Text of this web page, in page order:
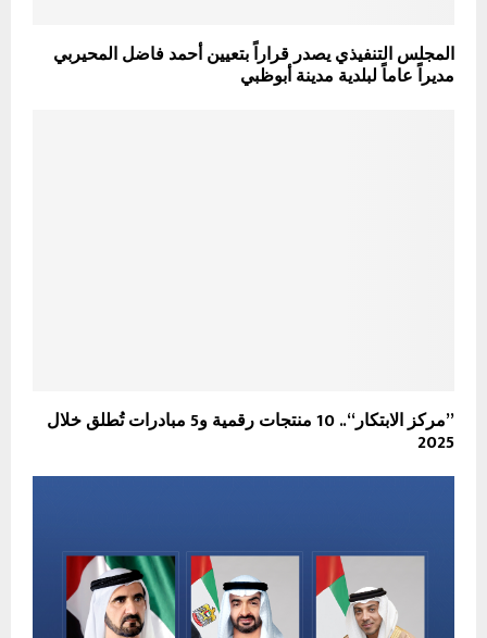
المجلس التنفيذي يصدر قراراً بتعيين أحمد فاضل المحيربي
مديراً عاماً لبلدية مدينة أبوظبي
”مركز الابتكار“.. 10 منتجات رقمية و5 مبادرات تُطلق خلال
2025